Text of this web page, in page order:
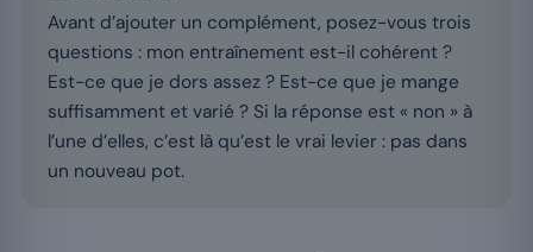
Avant d’ajouter un complément, posez-vous trois
questions : mon entraînement est-il cohérent ?
Est-ce que je dors assez ? Est-ce que je mange
suffisamment et varié ? Si la réponse est « non » à
l’une d’elles, c’est là qu’est le vrai levier : pas dans
un nouveau pot.